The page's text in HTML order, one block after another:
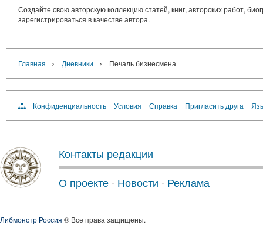
Создайте свою авторскую коллекцию статей, книг, авторских работ,
зарегистрироваться в качестве автора.
Главная › Дневники › Печаль бизнесмена
Конфиденциальность Условия Справка Пригласить друга
Контакты редакции
О проекте · Новости · Реклама
Либмонстр Россия ® Все права защищены.